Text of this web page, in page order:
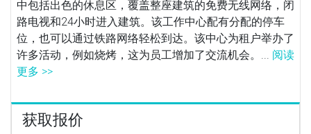
中包括出色的休息区，覆盖整座建筑的免费无线网络，闭
路电视和24小时进入建筑。该工作中心配有分配的停车
位，也可以通过铁路网络轻松到达。该中心为租户举办了
许多活动，例如烧烤，这为员工增加了交流机会。... 阅读
更多 >>
获取报价